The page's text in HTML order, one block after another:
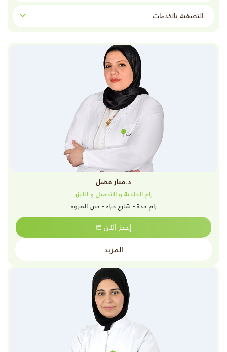
د.منار فضل
رام الجلدية و التجميل و الليزر
رام جدة - شارع حراء - حي المروه
إحجز الآن
المزيد